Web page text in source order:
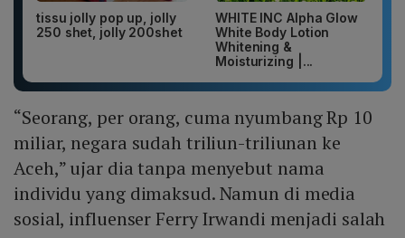
tissu jolly pop up, jolly
250 shet, jolly 200shet
WHITE INC Alpha Glow
White Body Lotion
Whitening &
Moisturizing |...
“Seorang, per orang, cuma nyumbang Rp 10
miliar, negara sudah triliun-triliunan ke
Aceh,” ujar dia tanpa menyebut nama
individu yang dimaksud. Namun di media
sosial, influenser Ferry Irwandi menjadi salah